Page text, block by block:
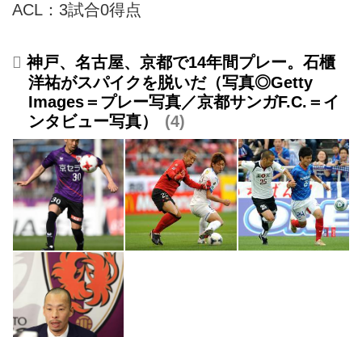
ACL：3試合0得点
神戸、名古屋、京都で14年間プレー。石櫃
洋祐がスパイクを脱いだ（写真◎Getty
Images＝プレー写真／京都サンガF.C.＝イ
ンタビュー写真）
4